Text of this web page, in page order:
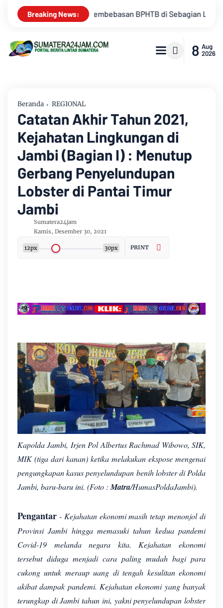
Breaking News:
Lahan Kemarau Memuncak, Debit Sungai
8 Aug
2026
Beranda REGIONAL
Catatan Akhir Tahun 2021,
Kejahatan Lingkungan di
Jambi (Bagian I) : Menutup
Gerbang Penyelundupan
Lobster di Pantai Timur
Jambi
Sumatera24jam
Kamis, Desember 30, 2021
12px 30px PRINT
Kapolda Jambi, Irjen Pol Albertus Rachmad Wibowo, SIK,
MIK (tiga dari kanan) ketika melakukan ekspose mengenai
pengungkapan kasus penyelundupan benih lobster di Polda
Jambi, baru-baru ini. (Foto : Matra/HumasPoldaJambi).
Pengantar - Kejahatan ekonomi masih tetap menonjol di
Provinsi Jambi hingga memasuki tahun kedua pandemi
Covid-19 melanda negara kita. Kejahatan ekonomi
tersebut diduga menjadi cara paling mudah bagi para
cukong untuk meraup uang di tengah kesulitan ekonomi
akibat dampak pandemi. Kejahatan ekonomi yang banyak
terungkap di Jambi tahun ini, yakni penyelundupan lobster